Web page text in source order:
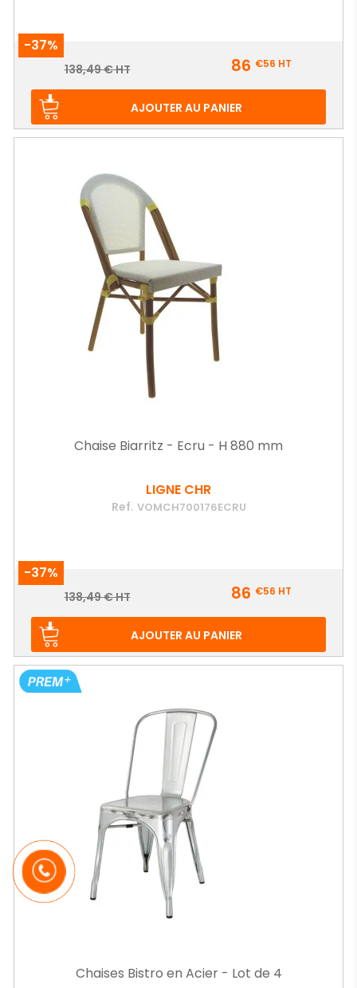
-37%
Prix
Prix
138,49 € HT 86 €56 HT
AJOUTER AU PANIER
Chaise Biarritz - Ecru - H 880 mm
LIGNE CHR
Ref. VOMCH700176ECRU
-37%
Prix
Prix
138,49 € HT 86 €56 HT
AJOUTER AU PANIER
Chaises Bistro en Acier - Lot de 4